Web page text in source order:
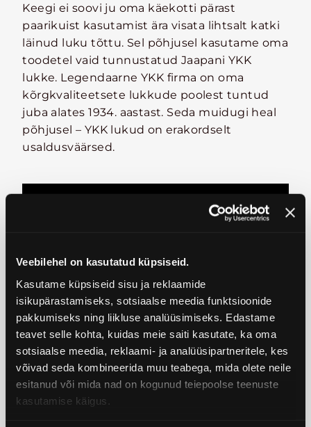
Veebilehel on kasutatud küpsiseid.
Kasutame küpsiseid sisu ja reklaamide
isikupärastamiseks, sotsiaalse meedia funktsioonide
pakkumiseks ning liikluse analüüsimiseks. Edastame
teavet selle kohta, kuidas meie saiti kasutate, ka oma
sotsiaalse meedia, reklaami- ja analüüsipartneritele, kes
võivad seda kombineerida muu teabega, mida olete neile
esitanud või mida nad on kogunud teiepoolse teenuste
kasutamise käigus.
Keegi ei soovi ju oma käekotti pärast
paarikuist kasutamist ära visata lihtsalt katki
läinud luku tõttu. Sel põhjusel kasutame oma
toodetel vaid tunnustatud Jaapani YKK
lukke. Legendaarne YKK firma on oma
kõrgkvaliteetsete lukkude poolest tuntud
juba alates 1934. aastast. Seda muidugi heal
põhjusel – YKK lukud on erakordselt
usaldusväärsed.
KESTLIKKUS
Von Baeri tooteid soetades võite olla kindel,